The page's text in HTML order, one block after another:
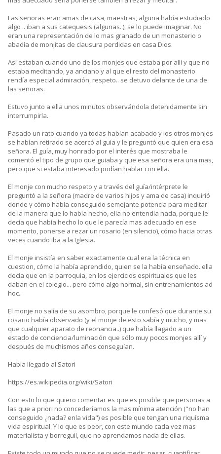
Las señoras eran amas de casa, maestras, alguna había estudiado
algo .. iban a sus catequesis (algunas..), se lo puede imaginar. No
eran una representación de lo mas granado de un monasterio o
abadía de monjitas de clausura perdidas en casa Dios.
Así estaban cuando uno de los monjes que estaba por allí y que no
estaba meditando, ya anciano y al que el resto del monasterio
rendía especial admiración, respeto.. se detuvo delante de una de
las señoras.
Estuvo junto a ella unos minutos observándola detenidamente sin
interrumpirla.
Pasado un rato cuando ya todas habían acabado y los otros monjes
se habían retirado se acercó al guía y le preguntó que quien era esa
señora. El guía, muy honrado por el interés que mostraba le
comentó el tipo de grupo que guiaba y que esa señora era una mas,
pero que si estaba interesado podían hablar con ella.
El monje con mucho respeto y a través del guía/intérprete le
preguntó a la señora (madre de varios hijos y ama de casa) inquirió
donde y cómo había conseguido semejante potencia para meditar
de la manera que lo había hecho, ella no entendía nada, porque le
decía que había hecho lo que le parecía mas adecuado en ese
momento, ponerse a rezar un rosario (en silencio), cómo hacia otras
veces cuando iba a la Iglesia.
El monje insistía en saber exactamente cual era la técnica en
cuestion, cómo la había aprendido, quien se la había enseñado..ella
decía que en la parroquia, en los ejercicios espirituales que les
daban en el colegio... pero cómo algo normal, sin entrenamientos ad
hoc..
El monje no salía de su asombro, porque le confesó que durante su
rosario había observado (y el monje de esto sabía y mucho, y mas
que cualquier aparato de reonancia..) que había llagado a un
estado de conciencia/luminación que sólo muy pocos monjes allí y
después de muchísmos años conseguían.
Había llegado al Satori
https://es.wikipedia.org/wiki/Satori
Con esto lo que quiero comentar es que es posible que personas a
las que a priori no concederíamos la mas mínima atención ("no han
conseguido ¿nada? enla vida") es posible que tengan una riquísma
vida espiritual. Y lo que es peor, con este mundo cada vez mas
materialista y borreguil, que no aprendamos nada de ellas.